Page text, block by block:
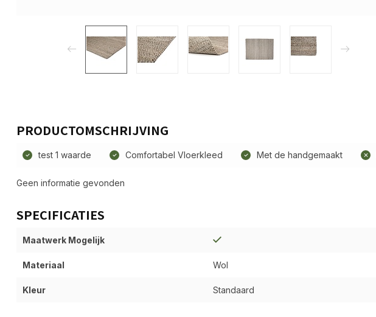
PRODUCTOMSCHRIJVING
test 1 waarde Comfortabel Vloerkleed Met de handgemaakt
Geen informatie gevonden
SPECIFICATIES
Maatwerk Mogelijk
Materiaal Wol
Kleur Standaard